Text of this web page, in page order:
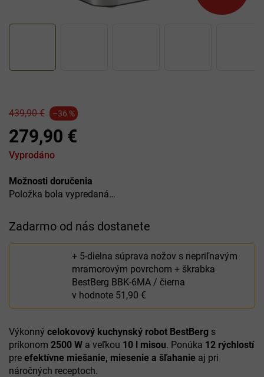
439,90 € –36 %
279,90 €
Jednotková
cena:
Vyprodáno
Možnosti doručenia
Položka bola vypredaná…
Zadarmo od nás dostanete
+ 5-dielna súprava nožov s nepriľnavým
mramorovým povrchom + škrabka
BestBerg BBK-6MA / čierna
v hodnote 51,90 €
Výkonný celokovový kuchynský robot BestBerg s
príkonom 2500 W a veľkou 10 l misou. Ponúka 12 rýchlostí
pre efektívne miešanie, miesenie a šľahanie aj pri
náročných receptoch.